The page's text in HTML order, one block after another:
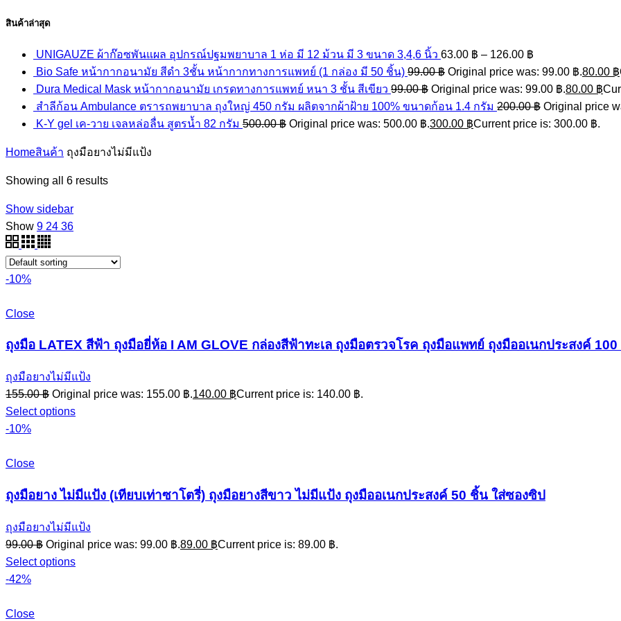
สินค้าล่าสุด
UNIGAUZE ผ้าก๊อซพันแผล อุปกรณ์ปฐมพยาบาล 1 ห่อ มี 12 ม้วน มี 3 ขนาด 3,4,6 นิ้ว 63.00 ฿ – 126.00 ฿
Bio Safe หน้ากากอนามัย สีดำ 3ชั้น หน้ากากทางการแพทย์ (1 กล่อง มี 50 ชิ้น) 99.00฿ Original price was: 99.00 ฿.80.00 ฿
Dura Medical Mask หน้ากากอนามัย เกรดทางการแพทย์ หนา 3 ชั้น สีเขียว 99.00฿ Original price was: 99.00 ฿.80.00 ฿
สำลีก้อน Ambulance ตรารถพยาบาล ถุงใหญ่ 450 กรัม ผลิตจากผ้าฝ้าย 100% ขนาดก้อน 1.4 กรัม 200.00฿ Original price
K-Y gel เค-วาย เจลหล่อลื่น สูตรน้ำ 82 กรัม 500.00฿ Original price was: 500.00 ฿.300.00 ฿Current price is: 300.00 ฿.
Homeสินค้า ถุงมือยางไม่มีแป้ง
Showing all 6 results
Show sidebar
Show 9 24 36
-10%
Close
ถุงมือ LATEX สีฟ้า ถุงมือยี่ห้อ I AM GLOVE กล่องสีฟ้าทะเล ถุงมือตรวจโรค ถุงมือแพทย์ ถุงมืออเนกประสงค์
ถุงมือยางไม่มีแป้ง
155.00฿ Original price was: 155.00 ฿.140.00 ฿Current price is: 140.00 ฿.
Select options
-10%
Close
ถุงมือยาง ไม่มีแป้ง (เทียบเท่าซาโตรี่) ถุงมือยางสีขาว ไม่มีแป้ง ถุงมืออเนกประสงค์ 50 ชิ้น ใส่ซองซิป
ถุงมือยางไม่มีแป้ง
99.00฿ Original price was: 99.00 ฿.89.00 ฿Current price is: 89.00 ฿.
Select options
-42%
Close